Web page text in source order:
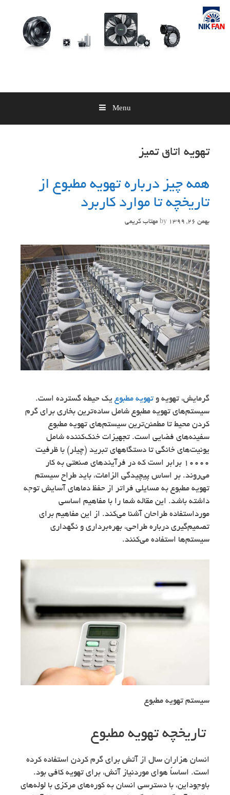
Skip
content
Menu
تهویه اتاق تمیز
همه چیز درباره تهویه مطبوع از
تاریخچه تا موارد کاربرد
بهمن 26, 1399 by مهتاب کریمی
گرمایش، تهویه و تهویه مطبوع یک حیطه گسترده است.
سیستم‌های تهویه مطبوع شامل ساده‌ترین بخاری برای گرم
کردن محیط تا مطمئن‌ترین سیستم‌های تهویه مطبوع
سفینه‌های فضایی است. تجهیزات خنک‌کننده شامل
یونیت‌های خانگی تا دستگاههای تبرید (چیلر) با ظرفيت
۱۰۰۰۰ برابر است که در فرآیندهای صنعتی به کار
می‌روند. بر اساس پیچیدگی الزامات، باید طراح سیستم
تهویه مطبوع به مسایلی فراتر از حفظ دماهای آسایش توجه
داشته باشد. این مقاله شما را با مفاهیم اساسی
مورداستفاده طراحان آشنا می‌کند. از این مفاهیم برای
تصمیم‌گیری درباره طراحی، بهره‌برداری و نگهداری
سیستم‌ها استفاده می‌کنند.
سیستم تهویه مطبوع
تاریخچه تهویه مطبوع
انسان هزاران سال از آتش برای گرم کردن استفاده کرده
است. اساساً هوای موردنیاز آتش، برای تهویه کافی بود.
باوجوداین، با دسترسی انسان به کوره‌های مرکزی با لوله‌های